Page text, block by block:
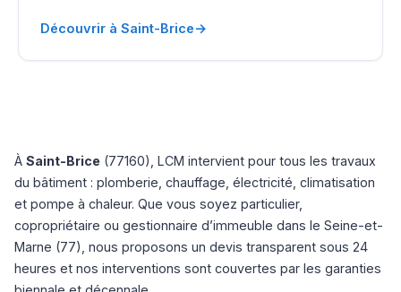
Découvrir à Saint-Brice→
À Saint-Brice (77160), LCM intervient pour tous les travaux
du bâtiment : plomberie, chauffage, électricité, climatisation
et pompe à chaleur. Que vous soyez particulier,
copropriétaire ou gestionnaire d’immeuble dans le Seine-et-
Marne (77), nous proposons un devis transparent sous 24
heures et nos interventions sont couvertes par les garanties